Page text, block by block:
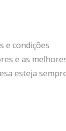
e condições
e as
esteja